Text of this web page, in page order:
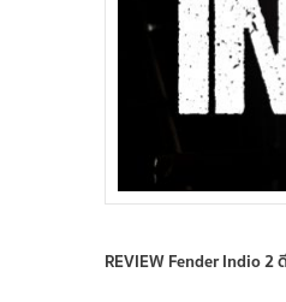
REVIEW Fender Indio